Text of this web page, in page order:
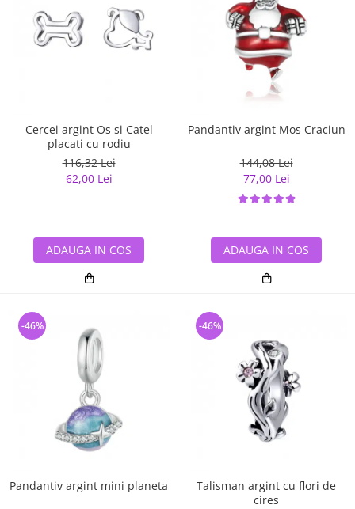
Cercei argint Os si Catel
placati cu rodiu
116,32 Lei
62,00 Lei
ADAUGA IN COS
Pandantiv argint Mos Craciun
144,08 Lei
77,00 Lei
ADAUGA IN COS
Pandantiv argint mini planeta
-46%
Talisman argint cu flori de
cires
-46%